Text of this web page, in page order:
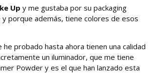
Up y me gustaba por su packaging
y porque además, tiene colores de esos
probado hasta ahora tienen una calidad
un iluminador, que me tiene
Powder y es el que han lanzado esta